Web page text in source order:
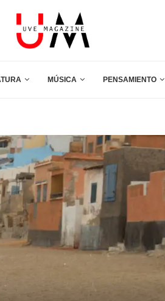
MÚSICA PENSAMIENTO